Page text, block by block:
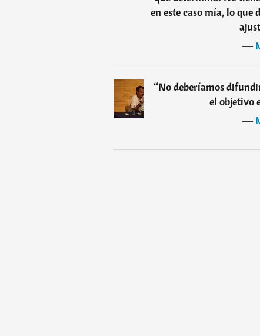
en este caso mía, lo que
―
“No deberíamos
el objetivo
―